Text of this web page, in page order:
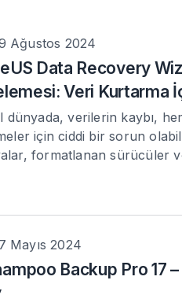
Ağustos 2024
Data Recovery
Veri Kurtarma
dünyada, verilerin kaybı,
için ciddi bir sorun
formatlanan sürücüler
Mayıs 2024
Backup Pro 17